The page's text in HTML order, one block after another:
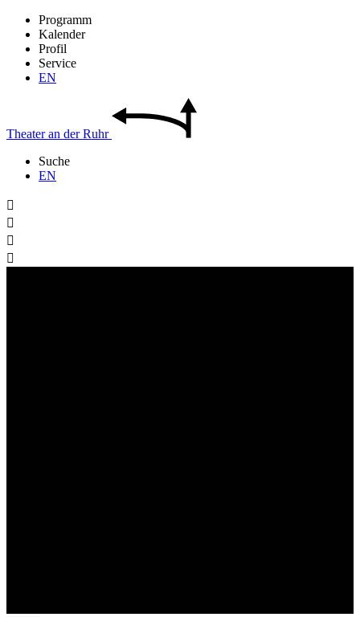
Programm
Kalender
Profil
Service
EN
Theateran derRuhr
Suche
EN



